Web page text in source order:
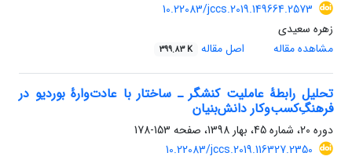
10.22083/jccs.2019.149664.2573
زهره سعیدی
مشاهده مقاله
اصل مقاله 399.83 K
تحلیل رابطۀ عاملیت کنشگر‌‌‌‎‌ ـ‌ ساختار با عادت‌وارۀ بوردیو در
فرهنگِ‌کسب‌وکار دانش‌بنیان
دوره 20، شماره 45، بهار 1398، صفحه
153-178
10.22083/jccs.2019.116327.2350